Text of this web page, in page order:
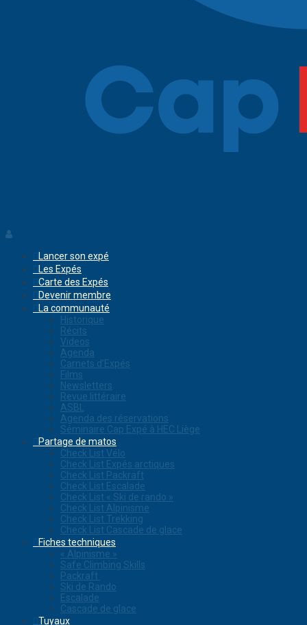
Lancer son expé
Les Expés
Carte des Expés
Devenir membre
La communauté
Historique
Récits
Videos
Agenda
Carnets d’Expés
Films
Newsletters
Revue littéraire
ASBL
Agenda des réservations
Séminaire Cap Expé à HEC Liège
Partage de matos
Check List Vélo
Check List Expés arctiques
Check List Packraft
Check List Escalade
Check List « Ski de rando »
Check List Alpinisme
Check List Trekking
Check List Cascade de glace
Fiches techniques
« Alpinisme »
Safe Climbing Skills
Packraft
Ski de Rando
Escalade
Cascade de glace
Tuyaux